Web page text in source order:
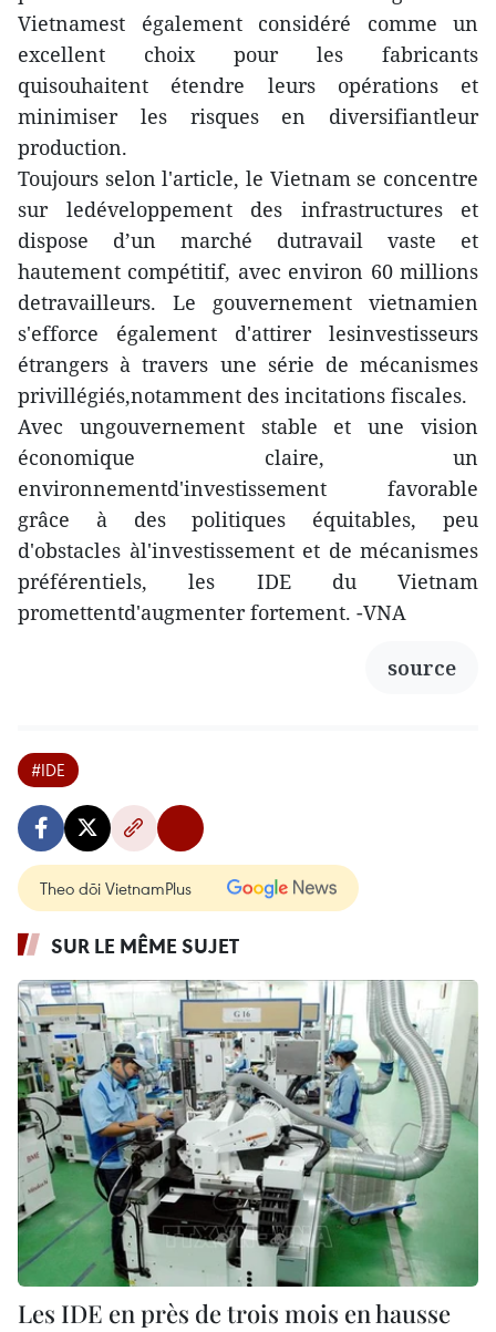
Vietnamest également considéré comme un
excellent choix pour les fabricants
quisouhaitent étendre leurs opérations et
minimiser les risques en diversifiantleur
production.
Toujours selon l'article, le Vietnam se concentre
sur ledéveloppement des infrastructures et
dispose d’un marché dutravail vaste et
hautement compétitif, avec environ 60 millions
detravailleurs. Le gouvernement vietnamien
s'efforce également d'attirer lesinvestisseurs
étrangers à travers une série de mécanismes
privillégiés,notamment des incitations fiscales.
Avec ungouvernement stable et une vision
économique claire, un
environnementd'investissement favorable
grâce à des politiques équitables, peu
d'obstacles àl'investissement et de mécanismes
préférentiels, les IDE du Vietnam
promettentd'augmenter fortement. -VNA
source
#IDE
Theo dõi VietnamPlus
SUR LE MÊME SUJET
Les IDE en près de trois mois en hausse